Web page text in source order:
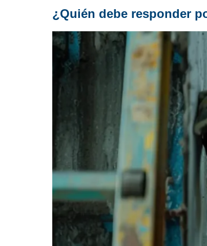
¿Quién debe responder